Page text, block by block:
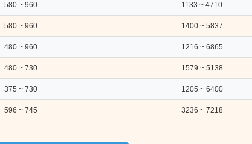
580 ~ 960 1133 ~ 4710
580 ~ 960 1400 ~ 5837
480 ~ 960 1216 ~ 6865
480 ~ 730 1579 ~ 5138
375 ~ 730 1205 ~ 6400
596 ~ 745 3236 ~ 7218